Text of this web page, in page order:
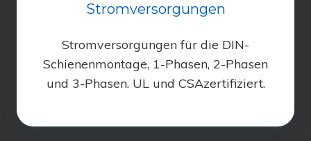
Stromversorgungen
Stromversorgungen für die DIN-
Schienenmontage, 1-Phasen, 2-Phasen
und 3-Phasen. UL und CSAzertifiziert.